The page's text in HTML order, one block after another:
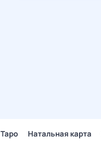
Таро Натальная карта